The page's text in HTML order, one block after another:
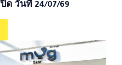
ด วันที่ 24/07/69